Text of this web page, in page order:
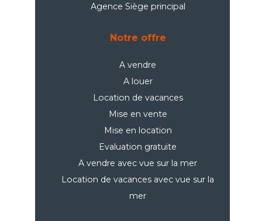
Agence Siège principal
Notre offre
A vendre
A louer
Location de vacances
Mise en vente
Mise en location
Evaluation gratuite
A vendre avec vue sur la mer
Location de vacances avec vue sur la
mer